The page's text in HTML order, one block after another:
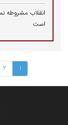
انقلاب مشروطه
است
1
2